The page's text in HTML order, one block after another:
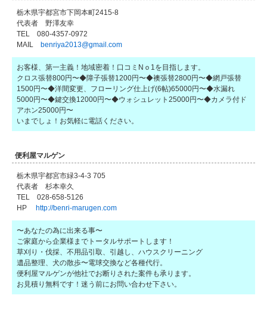
栃木県宇都宮市下岡本町2415-8
代表者 野澤友幸
TEL 080-4357-0972
MAIL benriya2013@gmail.com
お客様、第一主義！地域密着！口コミNｏ1を目指します。
クロス張替800円〜◆障子張替1200円〜◆襖張替2800円〜◆網戸張替
1500円〜◆洋間変更、フローリング仕上げ(6帖)65000円〜◆水漏れ
5000円〜◆鍵交換12000円〜◆ウォシュレット25000円〜◆カメラ付ド
アホン25000円〜
いまでしょ！お気軽に電話ください。
便利屋マルゲン
栃木県宇都宮市緑3-4-3 705
代表者 杉本幸久
TEL 028-658-5126
HP http://benri-marugen.com
〜あなたの為に出来る事〜
ご家庭から企業様までトータルサポートします！
草刈り・伐採、不用品引取、引越し、ハウスクリーニング
遺品整理、犬の散歩〜電球交換など各種代行。
便利屋マルゲンが他社でお断りされた案件も承ります。
お見積り無料です！迷う前にお問い合わせ下さい。